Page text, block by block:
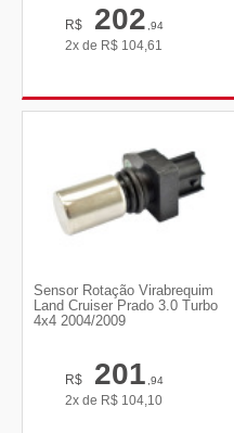
R$ 202,94
2x de R$ 104,61
Sensor Rotação Virabrequim
Land Cruiser Prado 3.0 Turbo
4x4 2004/2009
R$ 201,94
2x de R$ 104,10